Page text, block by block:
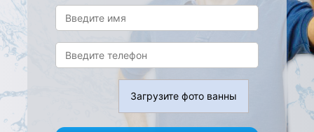
Загрузите фото ванны